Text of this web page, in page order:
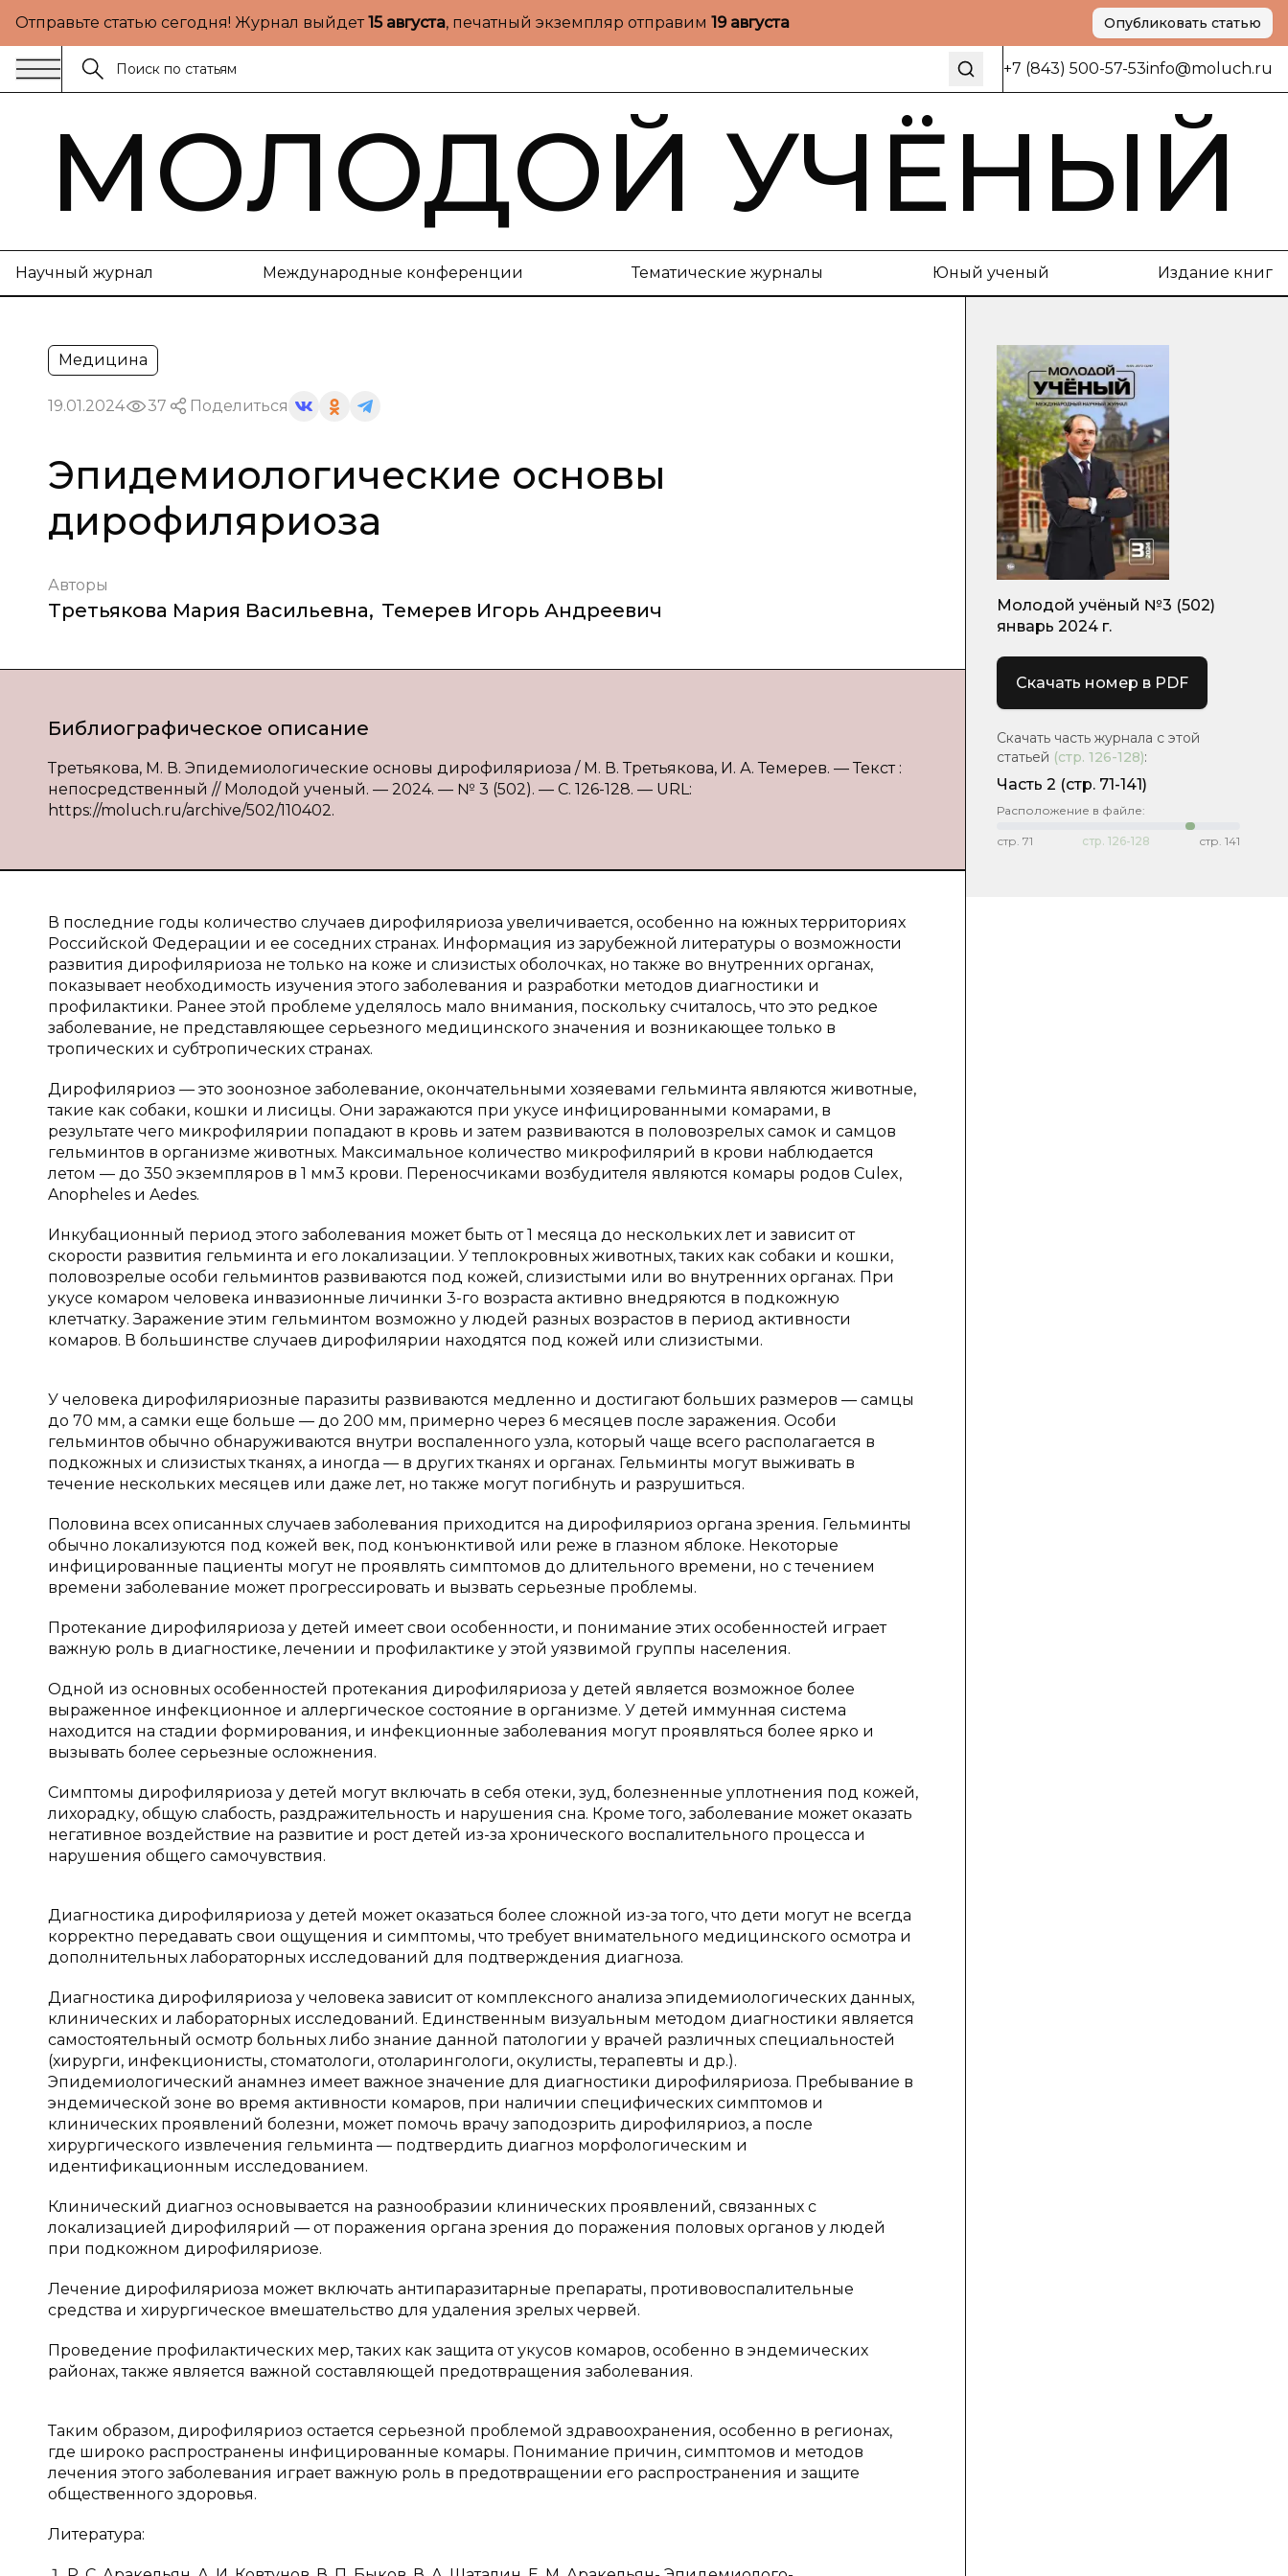
Отправьте статью сегодня! Журнал выйдет15 августа, печатный экземпляр отправим 19 августа Опубликовать статью
+7 (843) 500-57-53info@moluch.ru
МОЛОДОЙ УЧЁНЫЙ
Научный журнал Международные конференции Тематические журналы Юный ученый Издание книг
Медицина
19.01.2024 37 Поделиться
Эпидемиологические основы
дирофиляриоза
Авторы
Третьякова Мария Васильевна, Темерев Игорь Андреевич
Библиографическое описание
Третьякова, М. В. Эпидемиологические основы дирофиляриоза / М. В. Третьякова, И. А. Темерев. — Текст :
непосредственный // Молодой ученый. — 2024. — № 3 (502). — С. 126-128. — URL:
https://moluch.ru/archive/502/110402.
В последние годы количество случаев дирофиляриоза увеличивается, особенно на южных территориях
Российской Федерации и ее соседних странах. Информация из зарубежной литературы о возможности
развития дирофиляриоза не только на коже и слизистых оболочках, но также во внутренних органах,
показывает необходимость изучения этого заболевания и разработки методов диагностики и
профилактики. Ранее этой проблеме уделялось мало внимания, поскольку считалось, что это редкое
заболевание, не представляющее серьезного медицинского значения и возникающее только в
тропических и субтропических странах.
Дирофиляриоз — это зоонозное заболевание, окончательными хозяевами гельминта являются животные,
такие как собаки, кошки и лисицы. Они заражаются при укусе инфицированными комарами, в
результате чего микрофилярии попадают в кровь и затем развиваются в половозрелых самок и самцов
гельминтов в организме животных. Максимальное количество микрофилярий в крови наблюдается
летом — до 350 экземпляров в 1 мм3 крови. Переносчиками возбудителя являются комары родов Culex,
Anopheles и Aedes.
Инкубационный период этого заболевания может быть от 1 месяца до нескольких лет и зависит от
скорости развития гельминта и его локализации. У теплокровных животных, таких как собаки и кошки,
половозрелые особи гельминтов развиваются под кожей, слизистыми или во внутренних органах. При
укусе комаром человека инвазионные личинки 3-го возраста активно внедряются в подкожную
клетчатку. Заражение этим гельминтом возможно у людей разных возрастов в период активности
комаров. В большинстве случаев дирофилярии находятся под кожей или слизистыми.
У человека дирофиляриозные паразиты развиваются медленно и достигают больших размеров — самцы
до 70 мм, а самки еще больше — до 200 мм, примерно через 6 месяцев после заражения. Особи
гельминтов обычно обнаруживаются внутри воспаленного узла, который чаще всего располагается в
подкожных и слизистых тканях, а иногда — в других тканях и органах. Гельминты могут выживать в
течение нескольких месяцев или даже лет, но также могут погибнуть и разрушиться.
Половина всех описанных случаев заболевания приходится на дирофиляриоз органа зрения. Гельминты
обычно локализуются под кожей век, под конъюнктивой или реже в глазном яблоке. Некоторые
инфицированные пациенты могут не проявлять симптомов до длительного времени, но с течением
времени заболевание может прогрессировать и вызвать серьезные проблемы.
Протекание дирофиляриоза у детей имеет свои особенности, и понимание этих особенностей играет
важную роль в диагностике, лечении и профилактике у этой уязвимой группы населения.
Одной из основных особенностей протекания дирофиляриоза у детей является возможное более
выраженное инфекционное и аллергическое состояние в организме. У детей иммунная система
находится на стадии формирования, и инфекционные заболевания могут проявляться более ярко и
вызывать более серьезные осложнения.
Симптомы дирофиляриоза у детей могут включать в себя отеки, зуд, болезненные уплотнения под кожей,
лихорадку, общую слабость, раздражительность и нарушения сна. Кроме того, заболевание может оказать
негативное воздействие на развитие и рост детей из-за хронического воспалительного процесса и
нарушения общего самочувствия.
Диагностика дирофиляриоза у детей может оказаться более сложной из-за того, что дети могут не всегда
корректно передавать свои ощущения и симптомы, что требует внимательного медицинского осмотра и
дополнительных лабораторных исследований для подтверждения диагноза.
Диагностика дирофиляриоза у человека зависит от комплексного анализа эпидемиологических данных,
клинических и лабораторных исследований. Единственным визуальным методом диагностики является
самостоятельный осмотр больных либо знание данной патологии у врачей различных специальностей
(хирурги, инфекционисты, стоматологи, отоларингологи, окулисты, терапевты и др.).
Эпидемиологический анамнез имеет важное значение для диагностики дирофиляриоза. Пребывание в
эндемической зоне во время активности комаров, при наличии специфических симптомов и
клинических проявлений болезни, может помочь врачу заподозрить дирофиляриоз, а после
хирургического извлечения гельминта — подтвердить диагноз морфологическим и
идентификационным исследованием.
Клинический диагноз основывается на разнообразии клинических проявлений, связанных с
локализацией дирофилярий — от поражения органа зрения до поражения половых органов у людей
при подкожном дирофиляриозе.
Лечение дирофиляриоза может включать антипаразитарные препараты, противовоспалительные
средства и хирургическое вмешательство для удаления зрелых червей.
Проведение профилактических мер, таких как защита от укусов комаров, особенно в эндемических
районах, также является важной составляющей предотвращения заболевания.
Таким образом, дирофиляриоз остается серьезной проблемой здравоохранения, особенно в регионах,
где широко распространены инфицированные комары. Понимание причин, симптомов и методов
лечения этого заболевания играет важную роль в предотвращении его распространения и защите
общественного здоровья.
Литература:
Молодой учёный №3 (502)
январь 2024 г.
Скачать номер в PDF
Скачать часть журнала с этой
статьей (стр. 126-128):
Часть 2 (стр. 71-141)
Расположение в файле:
стр. 71 стр. 126-128 стр. 141